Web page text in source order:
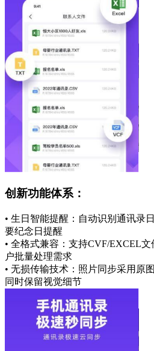
创新功能体系：
• 生日智能提醒：自动识别通讯录
要纪念日提醒
• 全格式兼容：支持CVF/EXCEL
户批量处理需求
• 无损传输技术：照片同步采用原
同时保留视觉细节